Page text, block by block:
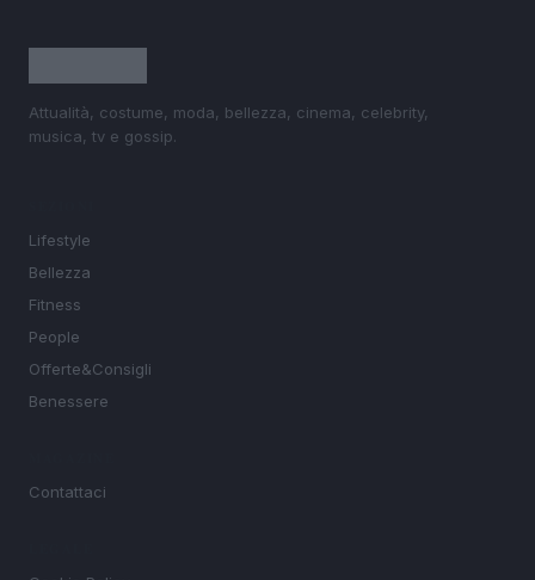
Attualità, costume, moda, bellezza, cinema, celebrity,
musica, tv e gossip.
Lifestyle
Bellezza
Fitness
People
Offerte&Consigli
Benessere
Contattaci